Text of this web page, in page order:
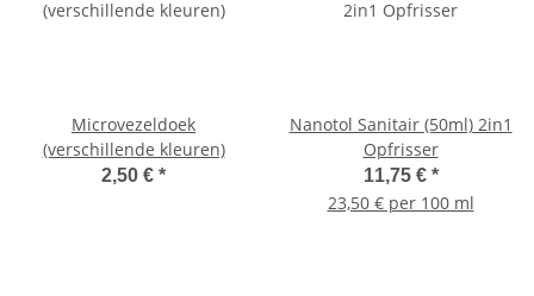
Microvezeldoek
(verschillende kleuren)
2,50 € *
Nanotol Sanitair (50ml) 2in1
Opfrisser
11,75 € *
23,50 € per 100 ml